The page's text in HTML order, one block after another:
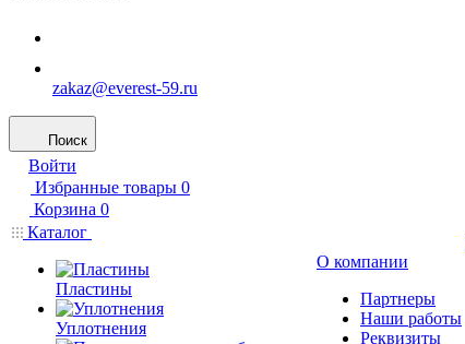
zakaz@everest-59.ru
Поиск
Войти
Избранные товары 0
Корзина 0
Каталог
Пластины
Уплотнения
О компании
Партнеры
Наши работы
Реквизиты